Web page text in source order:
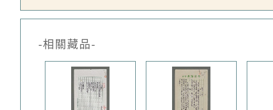
-相關藏品-